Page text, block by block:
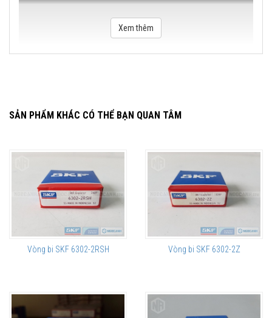
Xem thêm
SẢN PHẨM KHÁC CÓ THỂ BẠN QUAN TÂM
Vòng bi SKF 6302-2RSH Vòng bi SKF 6302-2Z